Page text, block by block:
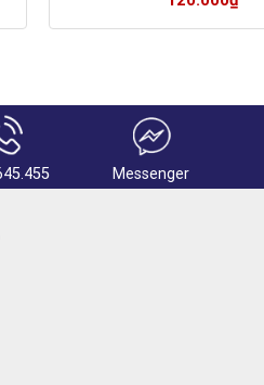
Messenger